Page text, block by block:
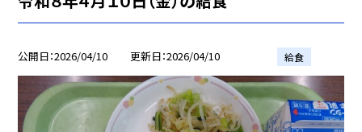
公開日 2026/04/10 更新日 2026/04/10 給食